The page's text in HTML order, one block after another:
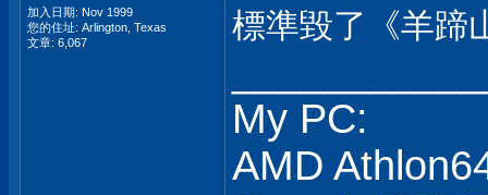
加入日期: Nov 1999
您的住址: Arlington, Texas
文章: 6,067
標準毀了《羊蹄
My PC:
AMD